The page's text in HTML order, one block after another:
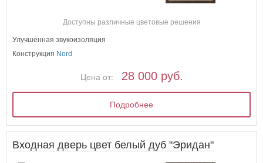
Доступны различные цветовые решения
Улучшенная звукоизоляция
Конструкция Nord
Цена от: 28 000 руб.
Подробнее
Входная дверь цвет белый дуб "Эридан"